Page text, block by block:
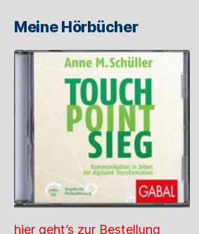
Meine Hörbücher
hier geht’s zur Bestellung